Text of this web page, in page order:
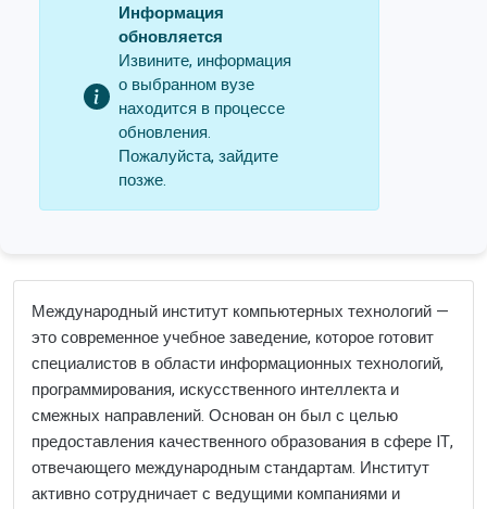
Информация
обновляется
Извините, информация
о выбранном вузе
находится в процессе
обновления.
Пожалуйста, зайдите
позже.
Международный институт компьютерных технологий —
это современное учебное заведение, которое готовит
специалистов в области информационных технологий,
программирования, искусственного интеллекта и
смежных направлений. Основан он был с целью
предоставления качественного образования в сфере IT,
отвечающего международным стандартам. Институт
активно сотрудничает с ведущими компаниями и